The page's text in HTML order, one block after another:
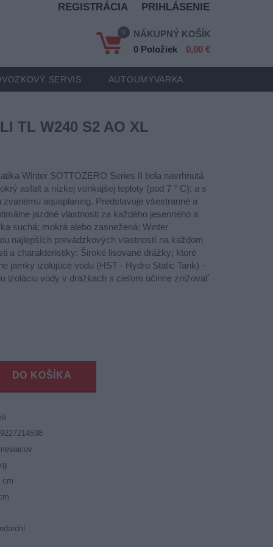
TL W240 S2 AO XL
Winter SOTTOZERO Series II bola navrhnutá
asfalt a nízkej vonkajšej teploty (pod 7 ° C); a s
aquaplaning. Predstavuje všestranné a
jazdné vlastnosti za každého jesenného a
suchá; mokrá alebo zasnežená; Winter
najlepších prevádzkových vlastností na každom
a charakteristiky: Široké lisované drážky; ktoré
jamky izolujúce vodu (HST - Hydro Static Tank) -
izoláciu vody v drážkach s cieľom účinne znižovať
DO KOŠÍKA
cm
REGISTRÁCIA PRIHLÁSENIE
0
NÁKUPNÝ KOŠÍK
0 Položiek
0,00 €
SERVIS AUTOUMÝVARKA